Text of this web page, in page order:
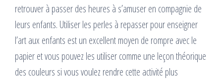
retrouver à passer des heures à s’amuser en compagnie de
leurs enfants. Utiliser les perles à repasser pour enseigner
l’art aux enfants est un excellent moyen de rompre avec le
papier et vous pouvez les utiliser comme une leçon théorique
des couleurs si vous voulez rendre cette activité plus